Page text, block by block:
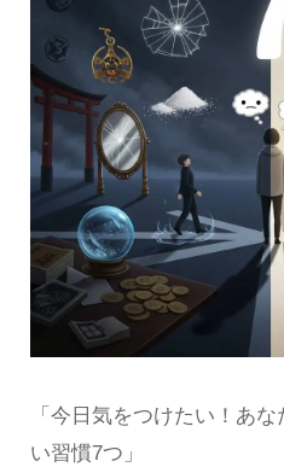
「今日気をつけたい！あ
い習慣7つ」